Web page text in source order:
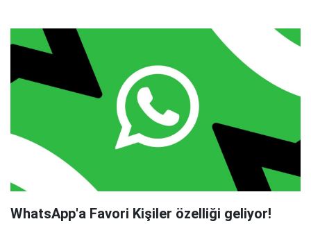
WhatsApp'a Favori Kişiler özelliği geliyor!